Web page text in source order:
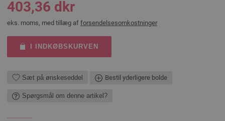
403,36 dkr
eks. moms, med tillæg af forsendelsesomkostninger
I INDKØBSKURVEN
Sæt på ønskeseddel Bestil yderligere bolde
Spørgsmål om denne artikel?